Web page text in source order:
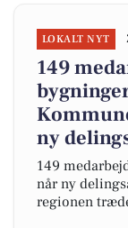
LOKALT NYT
149
ny
149
når ny
regionen